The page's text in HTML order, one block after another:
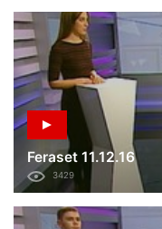
Feraset 11.12.16
3429